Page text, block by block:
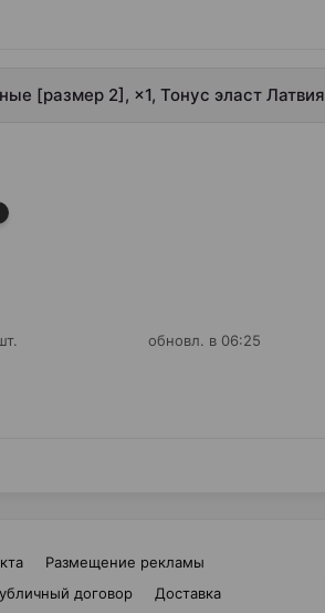
[размер 2], ×1, Тонус эласт Латвия
обновл. в 06:25
Размещение рекламы
договор Доставка